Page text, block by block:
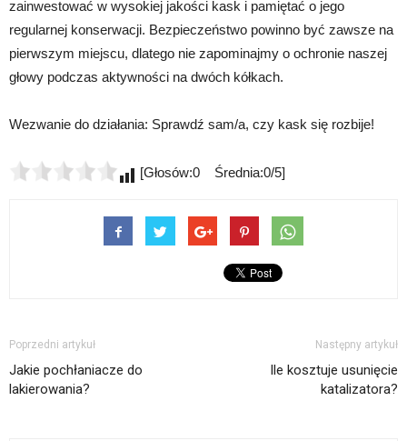
zainwestować w wysokiej jakości kask i pamiętać o jego
regularnej konserwacji. Bezpieczeństwo powinno być zawsze na
pierwszym miejscu, dlatego nie zapominajmy o ochronie naszej
głowy podczas aktywności na dwóch kółkach.
Wezwanie do działania: Sprawdź sam/a, czy kask się rozbije!
[Głosów:0 Średnia:0/5]
Poprzedni artykuł
Jakie pochłaniacze do
lakierowania?
Następny artykuł
Ile kosztuje usunięcie
katalizatora?